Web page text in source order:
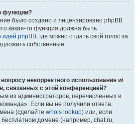
функции?
было создано и лицензировано phpBB
какая-то функция должна быть
идей phpBB, где можно отдать свой голос за
собственные.
некорректного использования и/
связанных с этой конференцией?
из администраторов, перечисленных в
Если вы не получили ответа,
(сделайте whois lookup) или, если
домене (например, chat.ru,